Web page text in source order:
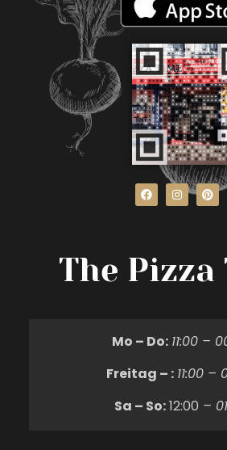
The Pizza
Mo – Do: 11:00 –
Freitag – : 11:00 –
Sa – So:12:00 –